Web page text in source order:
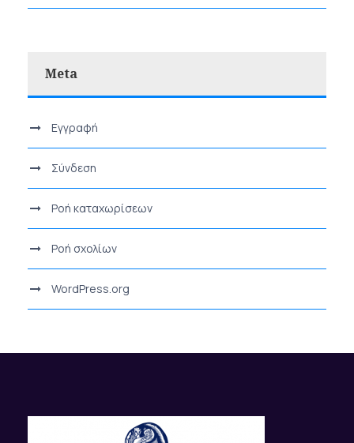
Meta
Εγγραφή
Σύνδεση
Ροή καταχωρίσεων
Ροή σχολίων
WordPress.org